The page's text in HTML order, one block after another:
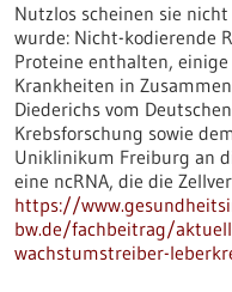
Nutzlos scheinen sie
wurde: Nicht-kodierende
Proteine enthalten,
Krankheiten in
Diederichs vom
Krebsforschung sowie
Uniklinikum Freiburg an
eine ncRNA, die die
https://
bw.de/fachbeitrag/
wachstumstreiber-